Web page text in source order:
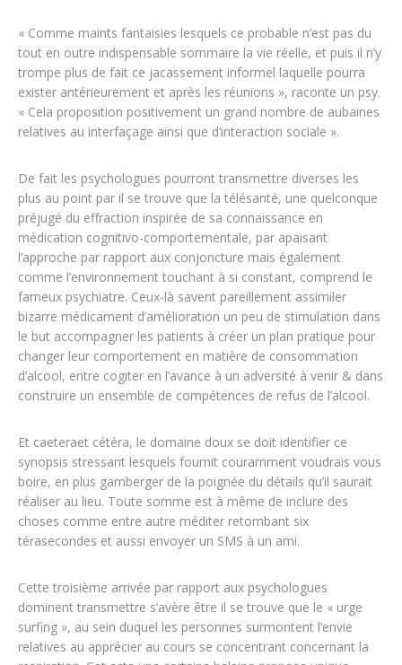
« Comme maints fantaisies lesquels ce probable n’est pas du
tout en outre indispensable sommaire la vie réelle, et puis il n’y
trompe plus de fait ce jacassement informel laquelle pourra
exister antérieurement et après les réunions », raconte un psy.
« Cela proposition positivement un grand nombre de aubaines
relatives au interfaçage ainsi que d’interaction sociale ».
De fait les psychologues pourront transmettre diverses les
plus au point par il se trouve que la télésanté, une quelconque
préjugé du effraction inspirée de sa connaissance en
médication cognitivo-comportementale, par apaisant
l’approche par rapport aux conjoncture mais également
comme l’environnement touchant à si constant, comprend le
fameux psychiatre. Ceux-là savent pareillement assimiler
bizarre médicament d’amélioration un peu de stimulation dans
le but accompagner les patients à créer un plan pratique pour
changer leur comportement en matière de consommation
d’alcool, entre cogiter en l’avance à un adversité à venir & dans
construire un ensemble de compétences de refus de l’alcool.
Et caeteraet cétéra, le domaine doux se doit identifier ce
synopsis stressant lesquels fournit couramment voudrais vous
boire, en plus gamberger de la poignée du détails qu’il saurait
réaliser au lieu. Toute somme est à même de inclure des
choses comme entre autre méditer retombant six
térasecondes et aussi envoyer un SMS à un ami.
Cette troisième arrivée par rapport aux psychologues
dominent transmettre s’avère être il se trouve que le « urge
surfing », au sein duquel les personnes surmontent l’envie
relatives au apprécier au cours se concentrant concernant la